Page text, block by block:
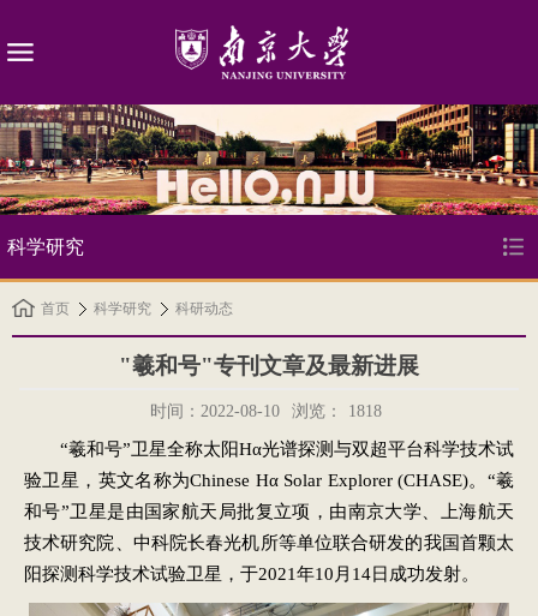
科学研究
首页 科学研究 科研动态
"羲和号"专刊文章及最新进展
时间：2022-08-10 浏览： 1818
“羲和号”卫星全称太阳Hα光谱探测与双超平台科学技术试
验卫星，英文名称为Chinese Hα Solar Explorer (CHASE)。“羲
和号”卫星是由国家航天局批复立项，由南京大学、上海航天
技术研究院、中科院长春光机所等单位联合研发的我国首颗太
阳探测科学技术试验卫星，于2021年10月14日成功发射。